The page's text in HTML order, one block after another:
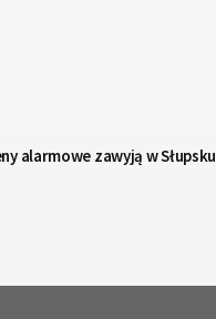
alarmowe zawyją w Słupsku